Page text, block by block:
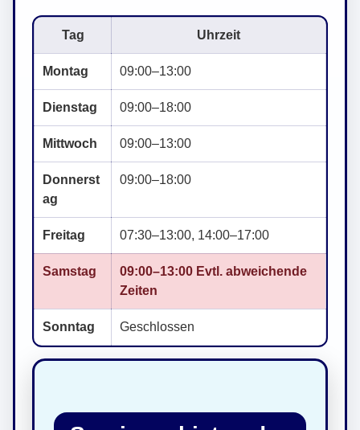
Tag Uhrzeit
Montag 09:00–13:00
Dienstag 09:00–18:00
Mittwoch 09:00–13:00
Donnerst
ag
09:00–18:00
Freitag 07:30–13:00, 14:00–17:00
Samstag
09:00–13:00 Evtl. abweichende
Zeiten
Sonntag Geschlossen